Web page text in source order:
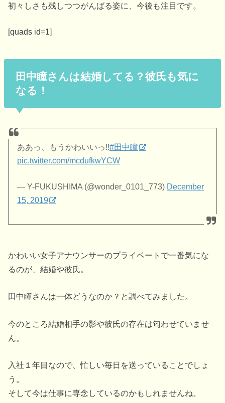
初々しさも残しつつがんばる姿に、今後も注目です。
[quads id=1]
田中瞳さんは結婚してる？彼氏も気に
なる！
ああっ、もうかわいいっ‼︎#田中瞳
pic.twitter.com/mcdufkwYCW
— Y-FUKUSHIMA (@wonder_0101_773) December
15, 2019
かわいい女子アナウンサーのプライベートで一番気にな
るのが、結婚や彼氏。
田中瞳さんは一体どうなのか？と調べてみました。
今のところ結婚相手の影や彼氏の存在は匂わせていませ
ん。
入社１年目なので、忙しい毎日を送っていることでしょ
う。
そして今は仕事に専念しているのかもしれませんね。